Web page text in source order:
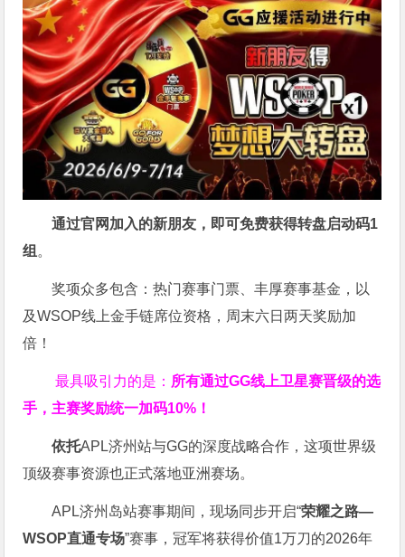
通过官网加入的新朋友，即可免费获得转盘启动码1
组。
奖项众多包含：热门赛事门票、丰厚赛事基金，以
及WSOP线上金手链席位资格， 周末六日两天奖励加
倍！
最具吸引力的是： 所有通过GG线上卫星赛晋级的选
手，主赛奖励统一加码10% ！
依托APL济州站与GG的深度战略合作，这项世界级
顶级赛事资源也正式落地亚洲赛场。
APL济州岛站赛事期间，现场同步开启“荣耀之路—
WSOP直通专场”赛事，冠军将获得价值1万刀的2026年